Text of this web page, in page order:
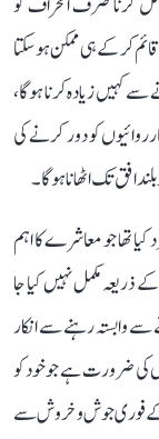
کر کے ہی ممکن ہو سکتا
زیادہ کرنا ہوگا،
کو دور کرنے کی
افق تک اٹھانا ہوگا۔
تھا جو معاشرے کا اہم
ذریعہ مکمل نہیں کیا جا
سے وابستہ رہنے سے انکار
کی ضرورت ہے جو خود کو
فوری جوش و خروش سے